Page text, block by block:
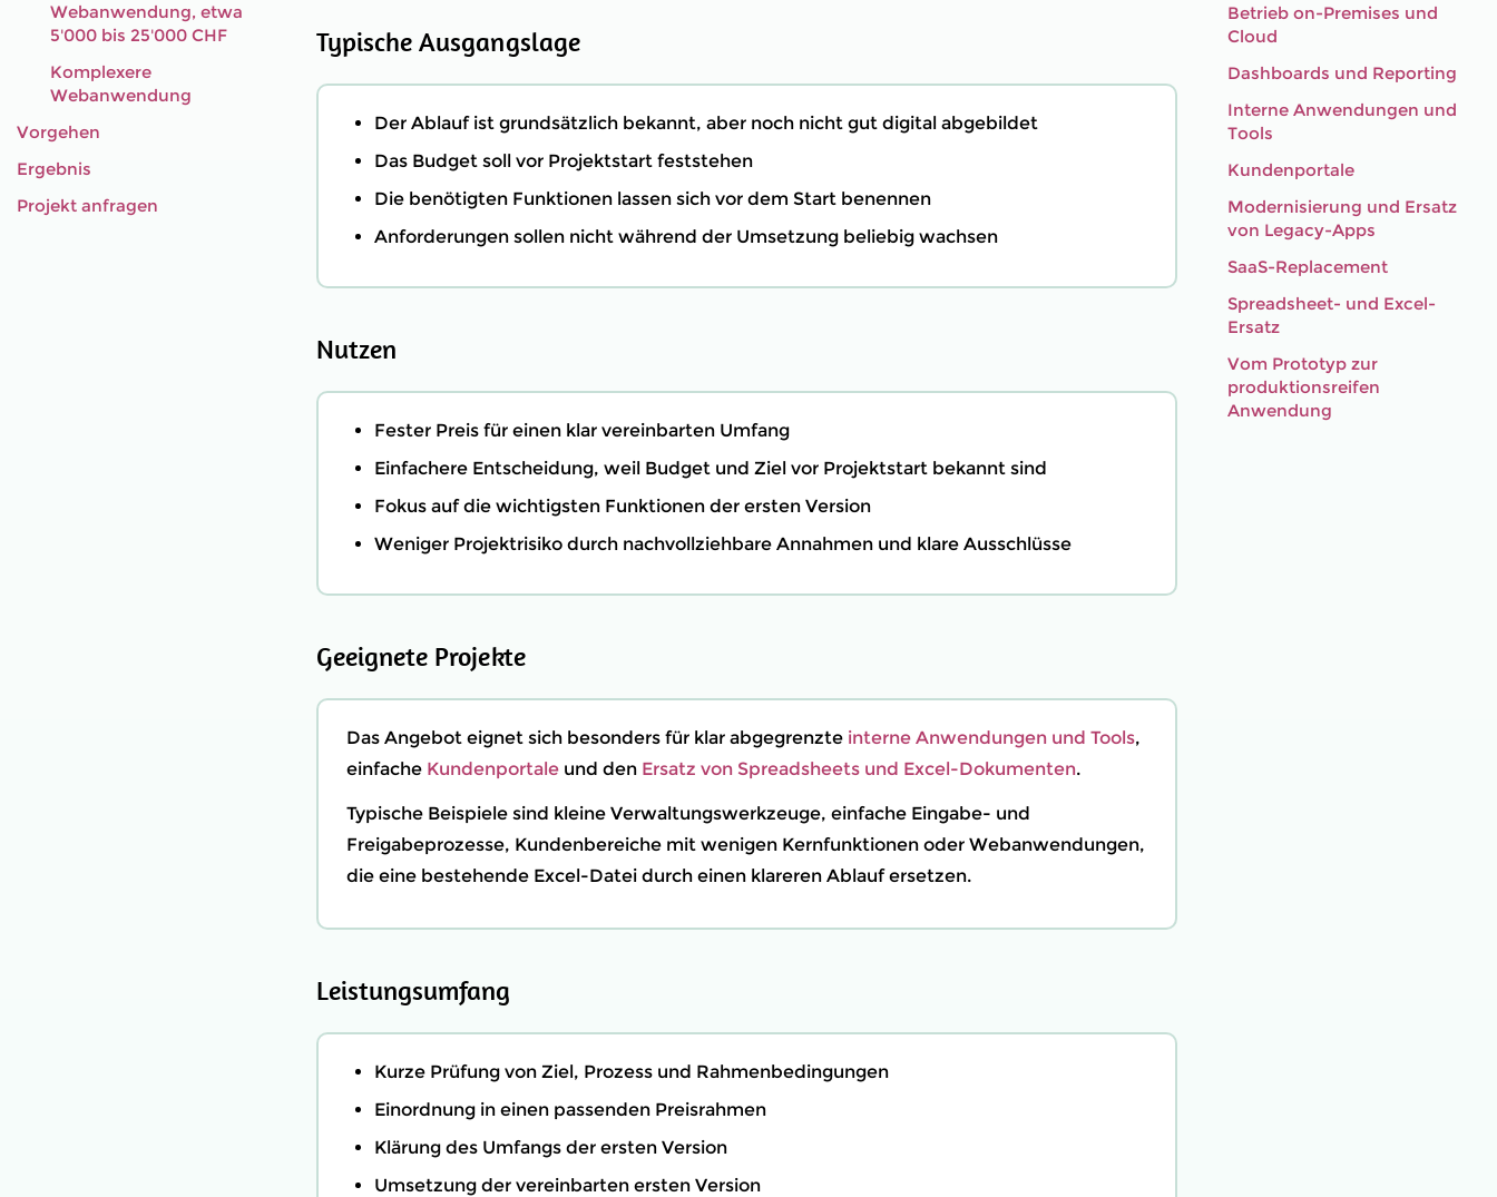
Webanwendung, etwa
5'000 bis 25'000 CHF
Komplexere
Webanwendung
Vorgehen
Ergebnis
Projekt anfragen
Typische Ausgangslage
Der Ablauf ist grundsätzlich bekannt, aber noch nicht gut digital abgebildet
Das Budget soll vor Projektstart feststehen
Die benötigten Funktionen lassen sich vor dem Start benennen
Anforderungen sollen nicht während der Umsetzung beliebig wachsen
Nutzen
Fester Preis für einen klar vereinbarten Umfang
Einfachere Entscheidung, weil Budget und Ziel vor Projektstart bekannt sind
Fokus auf die wichtigsten Funktionen der ersten Version
Weniger Projektrisiko durch nachvollziehbare Annahmen und klare Ausschlüsse
Geeignete Projekte
Das Angebot eignet sich besonders für klar abgegrenzte interne Anwendungen und Tools,
einfache Kundenportaleund den Ersatz von Spreadsheets und Excel-Dokumenten.
Typische Beispiele sind kleine Verwaltungswerkzeuge, einfache Eingabe- und
Freigabeprozesse, Kundenbereiche mit wenigen Kernfunktionen oder Webanwendungen,
die eine bestehende Excel-Datei durch einen klareren Ablauf ersetzen.
Leistungsumfang
Kurze Prüfung von Ziel, Prozess und Rahmenbedingungen
Einordnung in einen passenden Preisrahmen
Klärung des Umfangs der ersten Version
Umsetzung der vereinbarten ersten Version
Betrieb on-Premises und
Cloud
Dashboards und Reporting
Interne Anwendungen und
Tools
Kundenportale
Modernisierung und Ersatz
von Legacy-Apps
SaaS-Replacement
Spreadsheet- und Excel-
Ersatz
Vom Prototyp zur
produktionsreifen
Anwendung